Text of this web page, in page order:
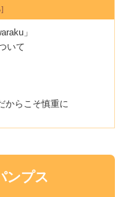
」
いて
からこそ慎重に
ンプス